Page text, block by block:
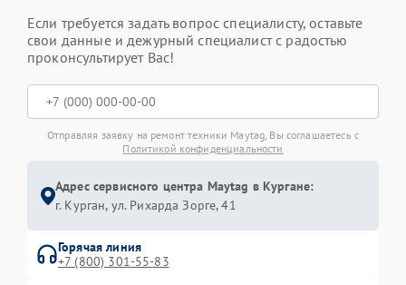
Если требуется задать вопрос специалисту, оставьте
свои данные и дежурный специалист с радостью
проконсультирует Вас!
Отправляя заявку на ремонт техники Maytag, Вы соглашаетесь с
Политикой конфиденциальности
Адрес сервисного центра Maytag в Кургане:
г. Курган, ул. Рихарда Зорге, 41
Горячая линия
+7 (800) 301-55-83